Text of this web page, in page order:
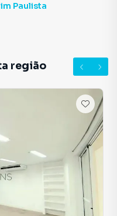
Paulista
região